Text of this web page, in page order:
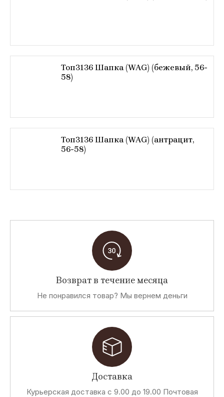
Топ3136 Шапка (WAG) (бежевый, 56-
58)
Топ3136 Шапка (WAG) (антрацит,
56-58)
Возврат в течение месяца
Не понравился товар? Мы вернем деньги
Доставка
Курьерская доставка с 9.00 до 19.00 Почтовая